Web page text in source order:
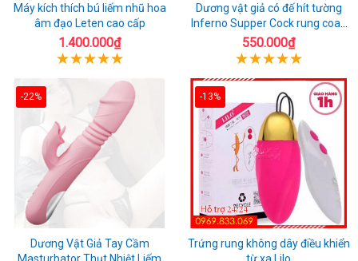
Máy kích thích bú liếm nhũ hoa
âm đạo Leten cao cấp
1.400.000₫
Dương vật giả có đế hít tường
Inferno Supper Cock rung coay
7 chế độ
550.000₫
-22%
Dương Vật Giả Tay Cầm
Masturbator Thụt Nhiệt Liếm
-13%
Trứng rung không dây điều khiển
từ xa Lilo